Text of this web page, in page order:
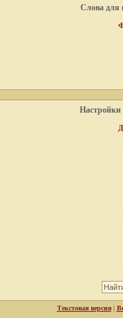
Слова для
Настройки
Текстовая версия|